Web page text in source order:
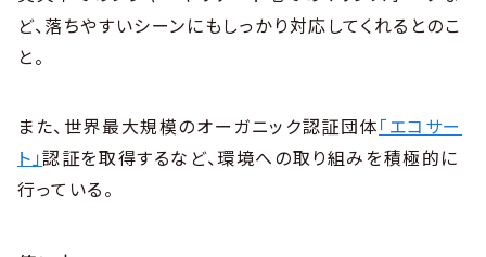
ど、落ちやすいシーンにもしっかり対応してくれるとのこ
と。
また、世界最大規模のオーガニック認証団体「エコサー
ト」認証を取得するなど、環境への取り組みを積極的に
行っている。